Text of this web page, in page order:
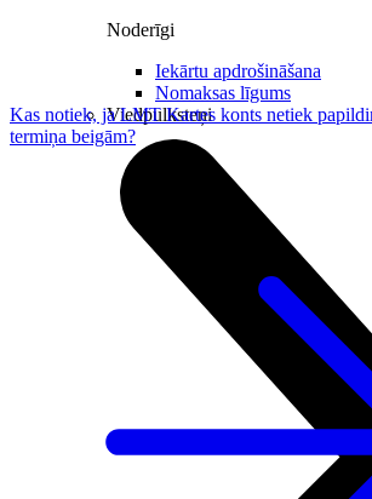
Noderīgi
Iekārtu apdrošināšana
Nomaksas līgums
Viedpulksteņi
Kas notiek, ja LMT Kartes konts netiek
termiņa beigām?